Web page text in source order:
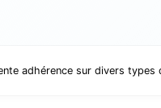
adhérence sur divers types